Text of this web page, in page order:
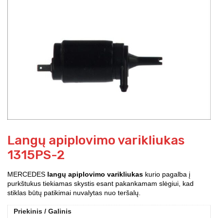
Langų apiplovimo varikliukas
1315PS-2
MERCEDES langų apiplovimo varikliukas kurio pagalba į
purkštukus tiekiamas skystis esant pakankamam slėgiui, kad
stiklas būtų patikimai nuvalytas nuo teršalų.
Priekinis / Galinis